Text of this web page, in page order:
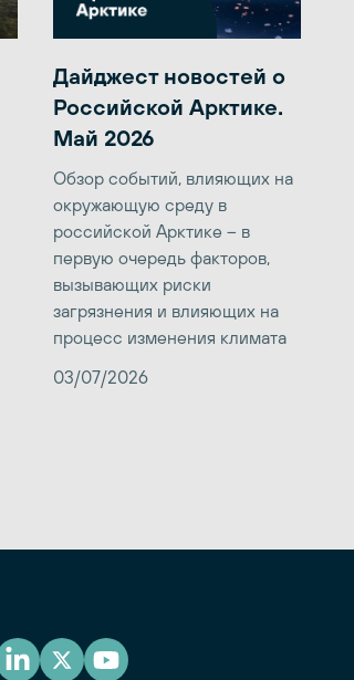
Дайджест новостей о
Российской Арктике.
Май 2026
Обзор событий, влияющих на
окружающую среду в
российской Арктике – в
первую очередь факторов,
вызывающих риски
загрязнения и влияющих на
процесс изменения климата
03/07/2026